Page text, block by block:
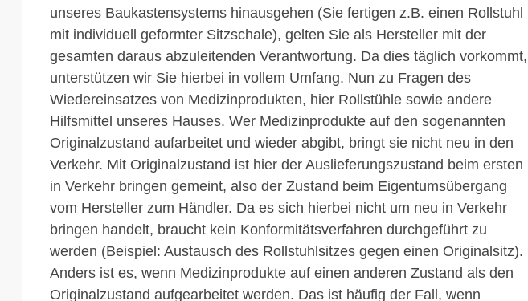
unseres Baukastensystems hinausgehen (Sie fertigen z.B. einen Rollstuhl
mit individuell geformter Sitzschale), gelten Sie als Hersteller mit der
gesamten daraus abzuleitenden Verantwortung. Da dies täglich vorkommt,
unterstützen wir Sie hierbei in vollem Umfang. Nun zu Fragen des
Wiedereinsatzes von Medizinprodukten, hier Rollstühle sowie andere
Hilfsmittel unseres Hauses. Wer Medizinprodukte auf den sogenannten
Originalzustand aufarbeitet und wieder abgibt, bringt sie nicht neu in den
Verkehr. Mit Originalzustand ist hier der Auslieferungszustand beim ersten
in Verkehr bringen gemeint, also der Zustand beim Eigentumsübergang
vom Hersteller zum Händler. Da es sich hierbei nicht um neu in Verkehr
bringen handelt, braucht kein Konformitätsverfahren durchgeführt zu
werden (Beispiel: Austausch des Rollstuhlsitzes gegen einen Originalsitz).
Anders ist es, wenn Medizinprodukte auf einen anderen Zustand als den
Originalzustand aufgearbeitet werden. Das ist häufig der Fall, wenn